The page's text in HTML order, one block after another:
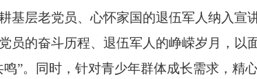
基层老党员、心怀家国的退伍军人纳入宣
员的奋斗历程、退伍军人的峥嵘岁月，以
鸣”。同时，针对青少年群体成长需求，精